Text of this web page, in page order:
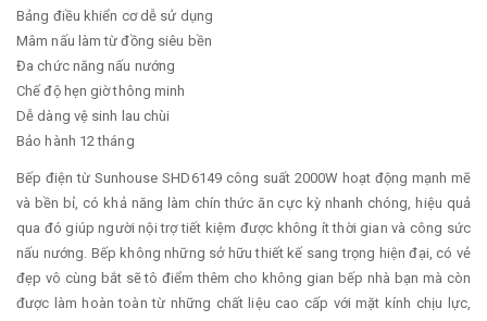
Bảng điều khiển cơ dễ sử dụng
Mâm nấu làm từ đồng siêu bền
Đa chức năng nấu nướng
Chế độ hẹn giờ thông minh
Dễ dàng vệ sinh lau chùi
Bảo hành 12 tháng
Bếp điện từ Sunhouse SHD6149 công suất 2000W hoạt động mạnh mẽ
và bền bỉ, có khả năng làm chín thức ăn cực kỳ nhanh chóng, hiệu quả
qua đó giúp người nội trợ tiết kiệm được không ít thời gian và công sức
nấu nướng. Bếp không những sở hữu thiết kế sang trọng hiện đại, có vẻ
đẹp vô cùng bắt sẽ tô điểm thêm cho không gian bếp nhà bạn mà còn
được làm hoàn toàn từ những chất liệu cao cấp với mặt kính chịu lực,